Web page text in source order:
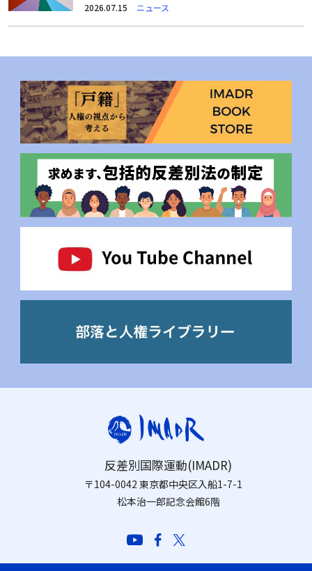
2026.07.15 ニュース
反差別国際運動(IMADR)
〒104-0042 東京都中央区入船1-7-1
松本治一郎記念会館6階